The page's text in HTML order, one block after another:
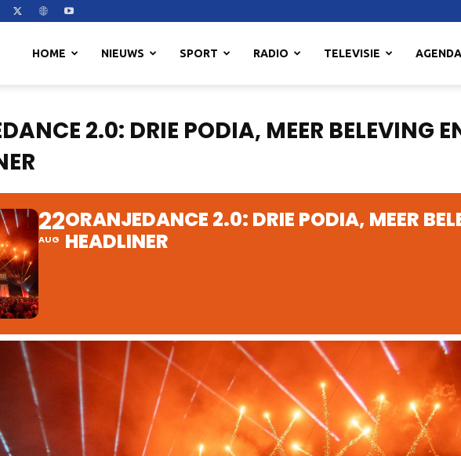
HOME NIEUWS SPORT RADIO TELEVISIE AGENDA
2.0: DRIE PODIA, MEER BELEVING
22
AUG
ORANJEDANCE 2.0: DRIE PODIA, MEER
HEADLINER